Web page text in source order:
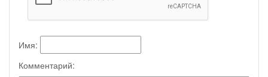
Имя:
Комментарий: